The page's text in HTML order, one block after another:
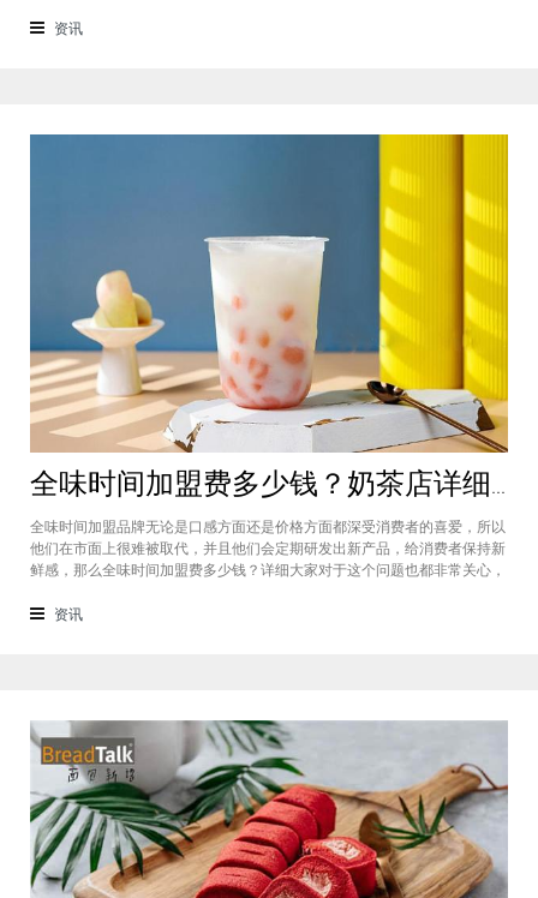
的。加盟费用创业者想要了解一下如意馄饨加盟费多少钱？是不是值得加
资讯
全味时间加盟费多少钱？奶茶店详细费用分析就在这！
全味时间加盟品牌无论是口感方面还是价格方面都深受消费者的喜爱，所以
他们在市面上很难被取代，并且他们会定期研发出新产品，给消费者保持新
鲜感，那么全味时间加盟费多少钱？详细大家对于这个问题也都非常关心，
店，在这里就不说名字了。虽然开头说得很好，公司也确实提供了设备和产
资讯